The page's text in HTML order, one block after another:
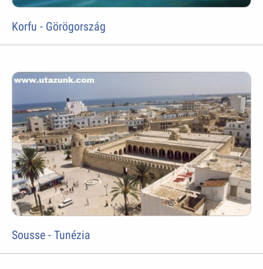
Korfu - Görögország
Sousse - Tunézia